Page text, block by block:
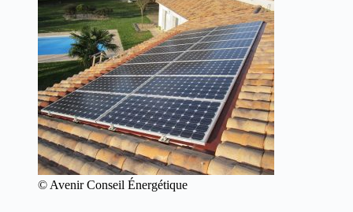
© Avenir Conseil Énergétique